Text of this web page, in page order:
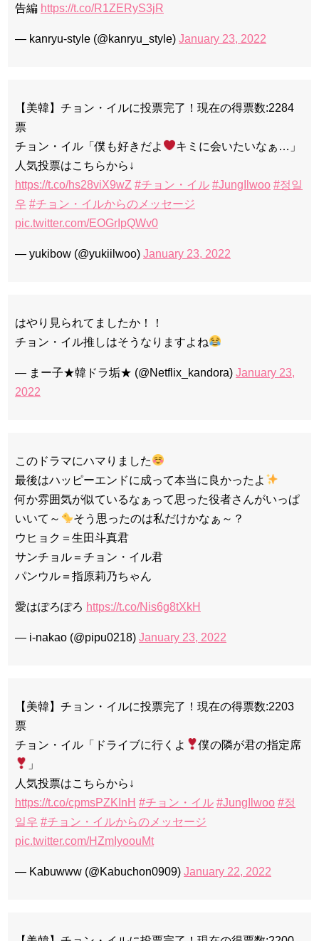
告編 https://t.co/R1ZERyS3jR
— kanryu-style (@kanryu_style) January 23, 2022
【美韓】チョン・イルに投票完了！現在の得票数:2284
票
チョン・イル「僕も好きだよ
︎キミに会いたいなぁ…」
人気投票はこちらから↓
https://t.co/hs28viX9wZ #チョン・イル #JungIlwoo #정일
우 #チョン・イルからのメッセージ
pic.twitter.com/EOGrIpQWv0
— yukibow (@yukiilwoo) January 23, 2022
はやり見られてましたか！！
チョン・イル推しはそうなりますよね
— まー子★韓ドラ垢★ (@Netflix_kandora) January 23,
2022
このドラマにハマりました
最後はハッピーエンドに成って本当に良かったよ
何か雰囲気が似ているなぁって思った役者さんがいっぱ
いいて～
そう思ったのは私だけかなぁ～？
ウヒョク＝生田斗真君
サンチョル＝チョン・イル君
パンウル＝指原莉乃ちゃん
愛はぽろぽろ https://t.co/Nis6g8tXkH
— i-nakao (@pipu0218) January 23, 2022
【美韓】チョン・イルに投票完了！現在の得票数:2203
票
チョン・イル「ドライブに行くよ
僕の隣が君の指定席
」
人気投票はこちらから↓
https://t.co/cpmsPZKInH #チョン・イル #JungIlwoo #정
일우 #チョン・イルからのメッセージ
pic.twitter.com/HZmIyoouMt
— Kabuwww (@Kabuchon0909) January 22, 2022